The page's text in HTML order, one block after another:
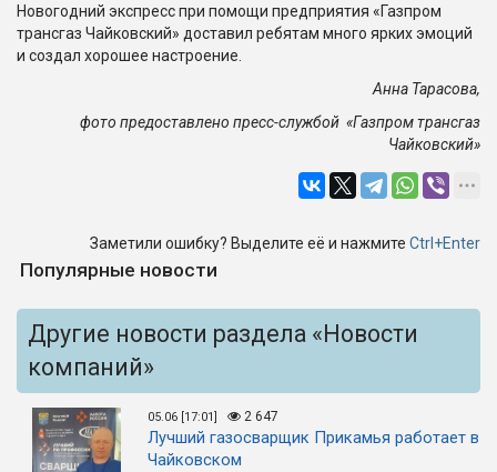
Новогодний экспресс при помощи предприятия «Газпром
трансгаз Чайковский» доставил ребятам много ярких эмоций
и создал хорошее настроение.
Анна Тарасова,
фото предоставлено пресс-службой «Газпром трансгаз
Чайковский»
Заметили ошибку? Выделите её и нажмите Ctrl+Enter
Популярные новости
Другие новости раздела «Новости
компаний»
05.06 [17:01] 2 647
Лучший газосварщик Прикамья работает в
Чайковском